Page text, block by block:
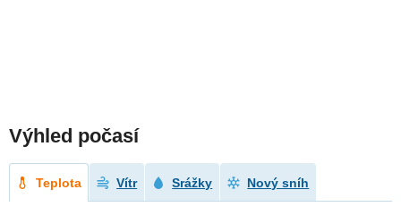
Výhled počasí
Teplota Vítr Srážky Nový sníh